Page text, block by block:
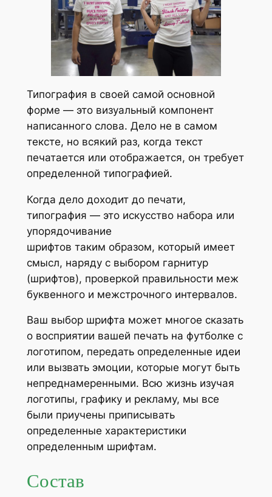
Типография в своей самой основной
форме — это визуальный компонент
написанного слова. Дело не в самом
тексте, но всякий раз, когда текст
печатается или отображается, он требует
определенной типографией.
Когда дело доходит до печати,
типография — это искусство набора или
упорядочивание
шрифтов таким образом, который имеет
смысл, наряду с выбором гарнитур
(шрифтов), проверкой правильности меж
буквенного и межстрочного интервалов.
Ваш выбор шрифта может многое сказать
о восприятии вашей печать на футболке с
логотипом, передать определенные идеи
или вызвать эмоции, которые могут быть
непреднамеренными. Всю жизнь изучая
логотипы, графику и рекламу, мы все
были приучены приписывать
определенные характеристики
определенным шрифтам.
Состав